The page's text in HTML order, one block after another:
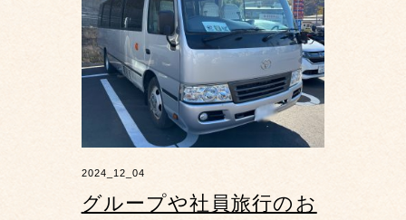
2024_12_04
グループや社員旅行のお